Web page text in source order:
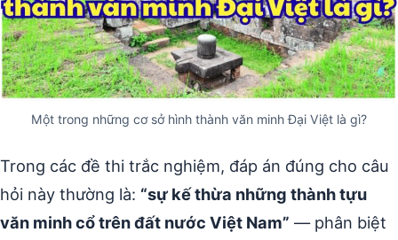
Một trong những cơ sở hình thành văn minh Đại Việt là gì?
Trong các đề thi trắc nghiệm, đáp án đúng cho câu
hỏi này thường là: “sự kế thừa những thành tựu
văn minh cổ trên đất nước Việt Nam” — phân biệt